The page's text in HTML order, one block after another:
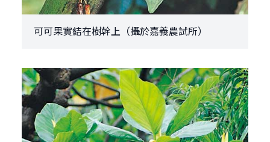
可可果實結在樹幹上（攝於嘉義農試所）